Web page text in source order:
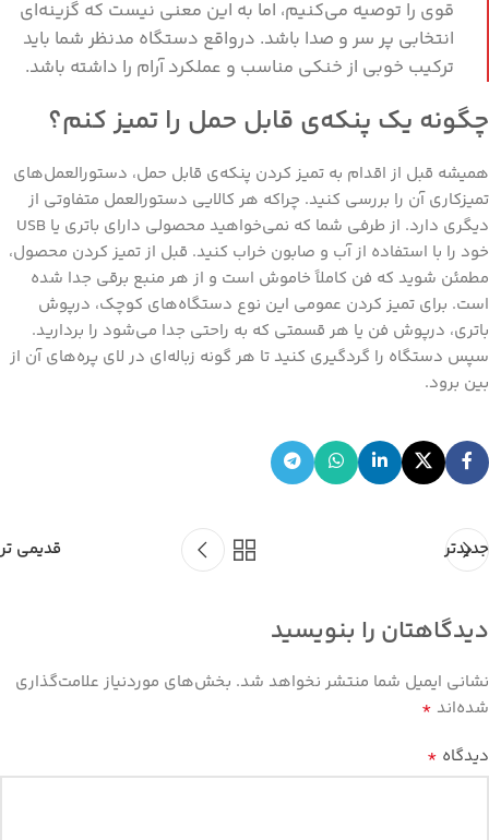
قوی را توصیه می‌کنیم، اما به این معنی نیست که گزینه‌ای
انتخابی پر سر و صدا باشد. درواقع دستگاه مدنظر شما باید
ترکیب خوبی از خنکی مناسب و عملکرد آرام را داشته باشد.
چگونه یک پنکه‌ی قابل حمل را تمیز کنم؟
همیشه قبل از اقدام به تمیز کردن پنکه‌ی قابل حمل، دستورالعمل‌های
تمیزکاری آن را بررسی کنید. چراکه هر کالایی دستورالعمل متفاوتی از
دیگری دارد. از طرفی شما که نمی‌خواهید محصولی دارای باتری یا USB
خود را با استفاده از آب و صابون خراب کنید. قبل از تمیز کردن محصول،
مطمئن شوید که فن کاملاً خاموش است و از هر منبع برقی جدا شده
است. برای تمیز کردن عمومی این نوع دستگاه‌های کوچک، درپوش
باتری، درپوش فن یا هر قسمتی که به راحتی جدا می‌شود را بردارید.
سپس دستگاه را گردگیری کنید تا هر گونه زباله‌ای در لای پره‌های آن از
بین برود.
جدیدتر قدیمی تر
دیدگاهتان را بنویسید
نشانی ایمیل شما منتشر نخواهد شد. بخش‌های موردنیاز علامت‌گذاری
شده‌اند *
دیدگاه *